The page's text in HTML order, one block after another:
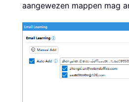
aangewezen mappen mag